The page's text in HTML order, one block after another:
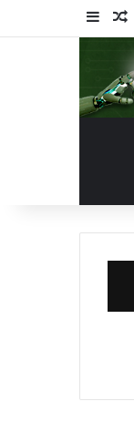
نوشته تصادفی
سایدبار